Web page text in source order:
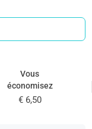
Vous
économisez
€ 6,50